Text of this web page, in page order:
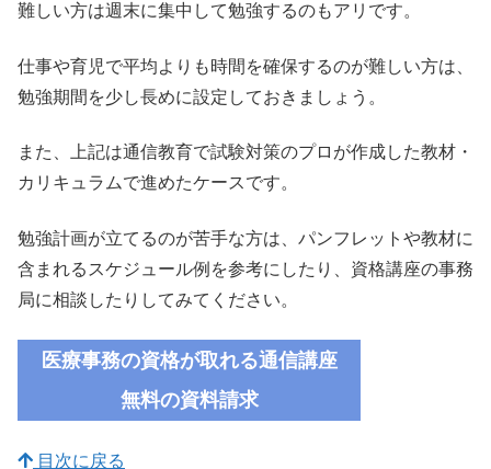
難しい方は週末に集中して勉強するのもアリです。
仕事や育児で平均よりも時間を確保するのが難しい方は、
勉強期間を少し長めに設定しておきましょう。
また、上記は通信教育で試験対策のプロが作成した教材・
カリキュラムで進めたケースです。
勉強計画が立てるのが苦手な方は、パンフレットや教材に
含まれるスケジュール例を参考にしたり、資格講座の事務
局に相談したりしてみてください。
医療事務の資格が取れる通信講座
無料の資料請求
目次に戻る